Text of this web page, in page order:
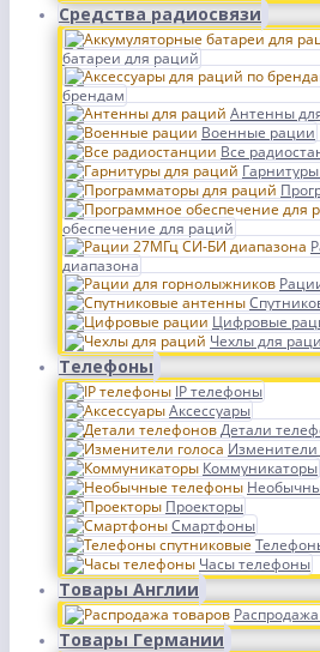
Средства радиосвязи
батареи для раций
брендам
Антенны
Военные рации
Все
обеспечение для раций
диапазона
Цифровые
Чехлы для
Телефоны
IP телефоны
Аксессуары
Детали
Изменители
Коммуникаторы
Проекторы
Смартфоны
Часы телефоны
Товары Англии
Товары Германии